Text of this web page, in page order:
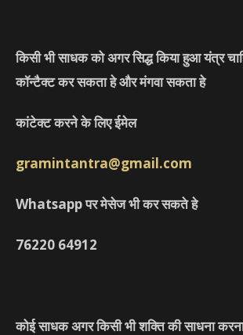
किसी भी साधक को अगर सिद्ध किया हुआ यंत्र
कॉन्टैक्ट कर सकता हे और मंगवा सकता हे
कांटेक्ट करने के लिए ईमेल
gramintantra@gmail.com
Whatsapp पर मेसेज भी कर सकते हे
76220 64912
कोई साधक अगर किसी भी शक्ति की साधना